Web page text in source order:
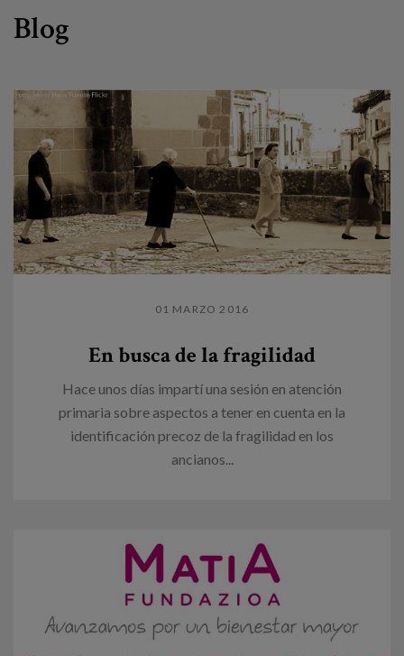
Blog
01 MARZO 2016
En busca de la fragilidad
Hace unos días impartí una sesión en atención
primaria sobre aspectos a tener en cuenta en la
identificación precoz de la fragilidad en los
ancianos...